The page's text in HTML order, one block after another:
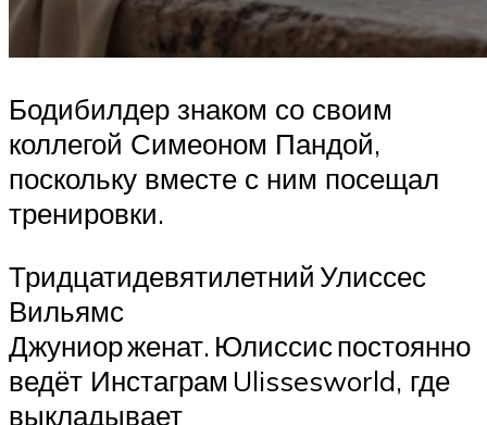
Бодибилдер знаком со своим
коллегой Симеоном Пандой,
поскольку вместе с ним посещал
тренировки.
Тридцатидевятилетний Улиссес
Вильямс
Джуниор женат. Юлиссис постоянно
ведёт Инстаграм Ulissesworld, где
выкладывает